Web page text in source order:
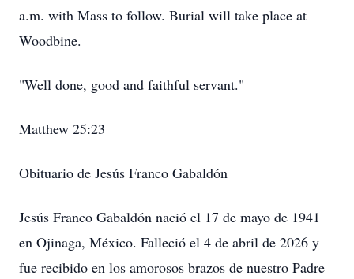
a.m. with Mass to follow. Burial will take place at
Woodbine.
"Well done, good and faithful servant."
Matthew 25:23
Obituario de Jesús Franco Gabaldón
Jesús Franco Gabaldón nació el 17 de mayo de 1941
en Ojinaga, México. Falleció el 4 de abril de 2026 y
fue recibido en los amorosos brazos de nuestro Padre